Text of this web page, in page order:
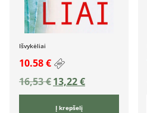
Išvykėliai
10.58 €
16,53€13,22€
Į krepšelį